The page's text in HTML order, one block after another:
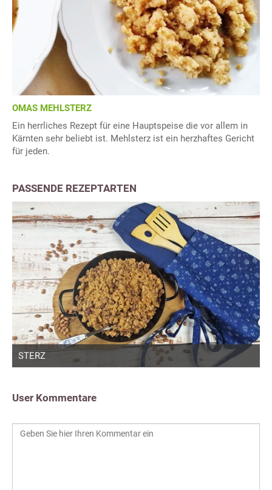
OMAS MEHLSTERZ
Ein herrliches Rezept für eine Hauptspeise die vor allem in
Kärnten sehr beliebt ist. Mehlsterz ist ein herzhaftes Gericht
für jeden.
PASSENDE REZEPTARTEN
STERZ
User Kommentare